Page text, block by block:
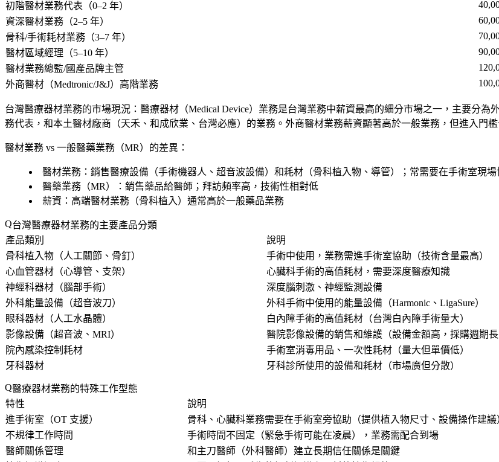
初階醫材業務代表（0–2 年）
資深醫材業務（2–5 年）
骨科/手術耗材業務（3–7 年）
醫材區域經理（5–10 年）
醫材業務總監/國產品牌主管
外商醫材（Medtronic/J&J）高階業務
台灣醫療器材業務的市場現況 ：醫療器材（Medical Device）業務是台灣業務中薪資最高的細分市場之一，主要分為
務代表，和本土醫材廠商（天禾、和成欣業、台灣必應）的業務。外商醫材業務薪資顯著高於一般業務，但進入門檻
醫材業務 vs 一般醫藥業務（MR）的差異 ：
醫材業務：銷售醫療設備（手術機器人、超音波設備）和耗材（骨科植入物、導管）；常需要在手術室現場
醫藥業務（MR）：銷售藥品給醫師；拜訪頻率高，技術性相對低
薪資：高端醫材業務（骨科植入）通常高於一般藥品業務
台灣醫療器材業務的主要產品分類
產品類別
說明
骨科植入物（人工關節、骨釘）
手術中使用，業務需進手術室協助（技術含量最高）
心血管器材（心導管、支架）
心臟科手術的高值耗材，需要深度醫療知識
神經科器材（腦部手術）
深度腦刺激、神經監測設備
外科能量設備（超音波刀）
外科手術中使用的能量設備（Harmonic、LigaSure）
眼科器材（人工水晶體）
白內障手術的高值耗材（台灣白內障手術量大）
影像設備（超音波、MRI）
醫院影像設備的銷售和維護（設備金額高，採購週期長
院內感染控制耗材
手術室消毒用品、一次性耗材（量大但單價低）
牙科器材
牙科診所使用的設備和耗材（市場廣但分散）
醫療器材業務的特殊工作型態
特性
說明
進手術室（OT 支援）
骨科、心臟科業務需要在手術室旁協助（提供植入物尺寸、設備操作建議
不規律工作時間
手術時間不固定（緊急手術可能在凌晨），業務需配合到場
醫師關係管理
和主刀醫師（外科醫師）建立長期信任關係是關鍵